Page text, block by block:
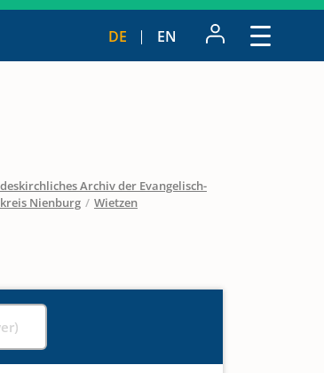
DE EN
Archiv der Evangelisch-
Nienburg / Wietzen